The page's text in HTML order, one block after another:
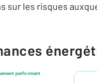
sur les risques
performant